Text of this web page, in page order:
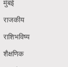
मुंबई
राजकीय
राशिभविष्य
शैक्षणिक